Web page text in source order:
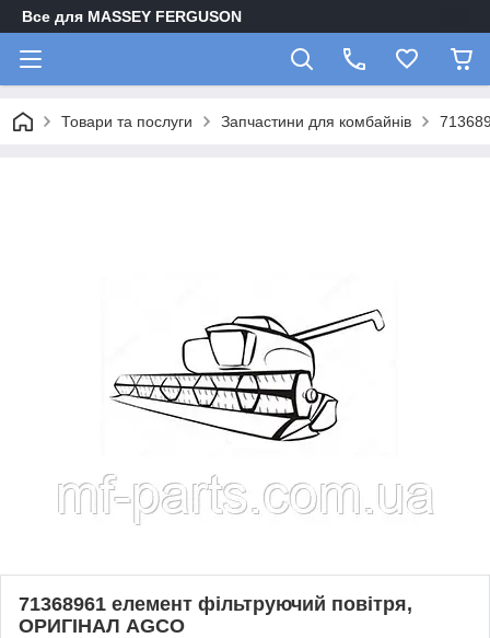
Все для MASSEY FERGUSON
Товари та послуги Запчастини для комбайнів
71368961 елемент фільтруючий повітря,
ОРИГІНАЛ AGCO